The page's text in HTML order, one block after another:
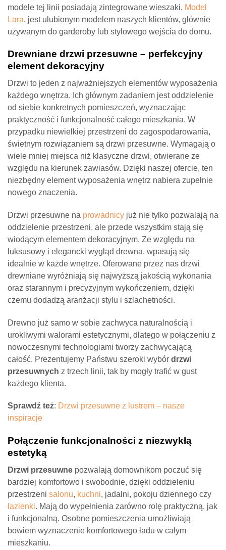
modele tej linii posiadają zintegrowane wieszaki. Model
Lara, jest ulubionym modelem naszych klientów, głównie
używanym do garderoby lub stylowego wejścia do domu.
Drewniane drzwi przesuwne – perfekcyjny
element dekoracyjny
Drzwi to jeden z najważniejszych elementów wyposażenia
każdego wnętrza. Ich głównym zadaniem jest oddzielenie
od siebie konkretnych pomieszczeń, wyznaczając
praktyczność i funkcjonalność całego mieszkania. W
przypadku niewielkiej przestrzeni do zagospodarowania,
świetnym rozwiązaniem są drzwi przesuwne. Wymagają o
wiele mniej miejsca niż klasyczne drzwi, otwierane ze
względu na kierunek zawiasów. Dzięki naszej ofercie, ten
niezbędny element wyposażenia wnętrz nabiera zupełnie
nowego znaczenia.
Drzwi przesuwne na prowadnicy już nie tylko pozwalają na
oddzielenie przestrzeni, ale przede wszystkim stają się
wiodącym elementem dekoracyjnym. Ze względu na
luksusowy i elegancki wygląd drewna, wpasują się
idealnie w każde wnętrze. Oferowane przez nas drzwi
drewniane wyróżniają się najwyższą jakością wykonania
oraz starannym i precyzyjnym wykończeniem, dzięki
czemu dodadzą aranżacji stylu i szlachetności.
Drewno już samo w sobie zachwyca naturalnością i
urokliwymi walorami estetycznymi, dlatego w połączeniu z
nowoczesnymi technologiami tworzy zachwycającą
całość. Prezentujemy Państwu szeroki wybór drzwi
przesuwnych z trzech linii, tak by mogły trafić w gust
każdego klienta.
Sprawdź też: Drzwi przesuwne z lustrem – nasze
inspiracje
Połączenie funkcjonalności z niezwykłą
estetyką
Drzwi przesuwne pozwalają domownikom poczuć się
bardziej komfortowo i swobodnie, dzięki oddzieleniu
przestrzeni salonu, kuchni, jadalni, pokoju dziennego czy
łazienki. Mają do wypełnienia zarówno rolę praktyczną, jak
i funkcjonalną. Osobne pomieszczenia umożliwiają
bowiem wyznaczenie komfortowego ładu w całym
mieszkaniu.